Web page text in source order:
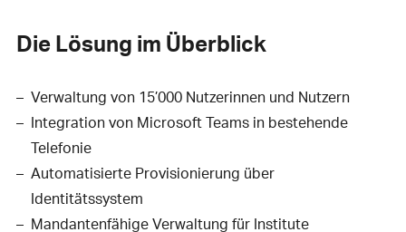
Die Lösung im Überblick
Verwaltung von 15’000 Nutzerinnen und Nutzern
Integration von Microsoft Teams in bestehende
Telefonie
Automatisierte Provisionierung über
Identitätssystem
Mandantenfähige Verwaltung für Institute